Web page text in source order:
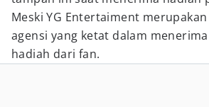
Meski YG Entertaiment
agensi yang ketat dalam
hadiah dari fan.